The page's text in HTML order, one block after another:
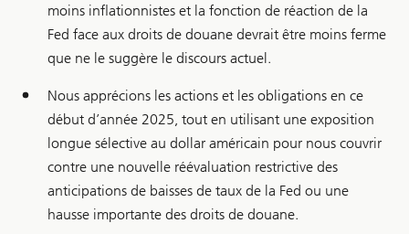
moins inflationnistes et la fonction de réaction de la
Fed face aux droits de douane devrait être moins ferme
que ne le suggère le discours actuel.
Nous apprécions les actions et les obligations en ce
début d’année 2025, tout en utilisant une exposition
longue sélective au dollar américain pour nous couvrir
contre une nouvelle réévaluation restrictive des
anticipations de baisses de taux de la Fed ou une
hausse importante des droits de douane.